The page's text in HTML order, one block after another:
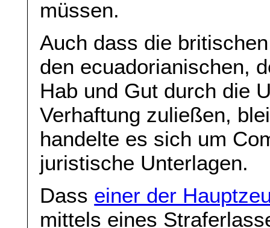
müssen.
Auch dass die
den ecuadorianischen,
Hab und Gut durch die
Verhaftung zuließen,
handelte es sich um
juristische Unterlagen.
Dass einer der
mittels eines